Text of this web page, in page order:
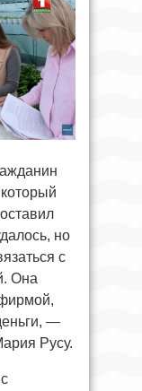
но
с
Она
—
Русу.